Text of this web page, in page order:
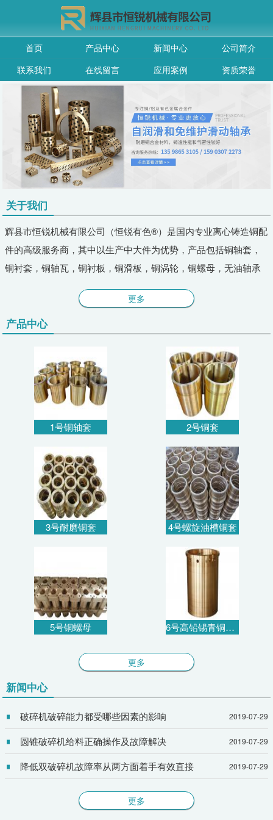
首页 产品中心 新闻中心
公司简介
联系我们
在线留言 应用案例 资质荣誉
关于我们
辉县市恒锐机械有限公司（恒锐有色®）是国内专业离心铸造铜配
件的高级服务商，其中以生产中大件为优势，产品包括铜轴套，
铜衬套，铜轴瓦，铜衬板，铜滑板，铜涡轮，铜螺母，无油轴承
更多
产品中心
1号铜轴套 2号铜套
3号耐磨铜套 4号螺旋油槽铜套
5号铜螺母 6号高铅锡青铜衬套
更多
新闻中心
破碎机破碎能力都受哪些因素的影响 2019-07-29
圆锥破碎机给料正确操作及故障解决 2019-07-29
降低双破碎机故障率从两方面着手有效直接 2019-07-29
更多